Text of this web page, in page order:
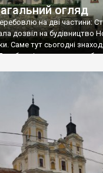
огляд
на дві частини:
дозвіл на будівництво
Саме тут сьогодні
серед яких є
товариств «Просвіта»,
почнемо від мосту […]